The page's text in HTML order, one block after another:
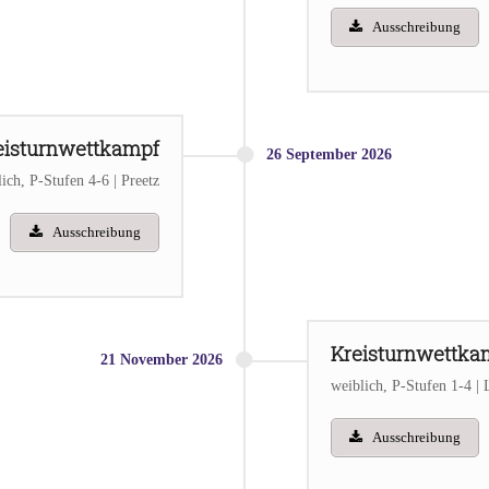
Ausschreibung
26 September 2026
P-Stufen 4-6 | Preetz
Ausschreibung
21 November 2026
weiblich, P-Stufen 1-4 |
Ausschreibung